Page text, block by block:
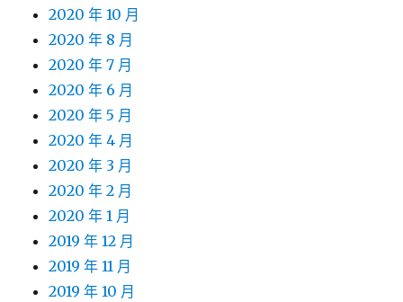
2020 年 10 月
2020 年 8 月
2020 年 7 月
2020 年 6 月
2020 年 5 月
2020 年 4 月
2020 年 3 月
2020 年 2 月
2020 年 1 月
2019 年 12 月
2019 年 11 月
2019 年 10 月